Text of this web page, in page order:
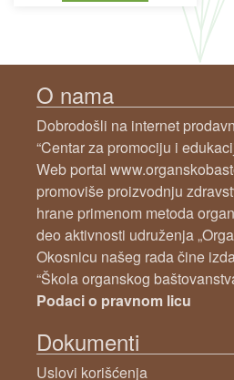
O nama
Dobrodošli na internet
“Centar za promociju i
Web portal
promoviše proizvodnju
hrane primenom metoda
deo aktivnosti udruženja
Okosnicu našeg rada čine
“Škola organskog
Podaci o pravnom licu
Dokumenti
Uslovi korišćenja